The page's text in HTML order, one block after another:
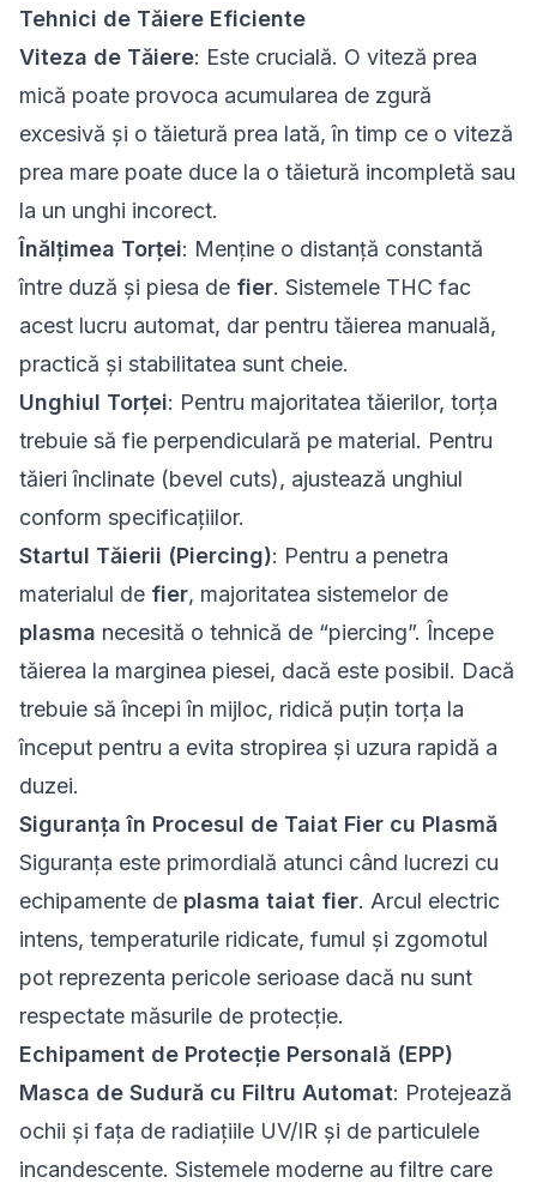
Tehnici de Tăiere Eficiente
Viteza de Tăiere: Este crucială. O viteză prea
mică poate provoca acumularea de zgură
excesivă și o tăietură prea lată, în timp ce o viteză
prea mare poate duce la o tăietură incompletă sau
la un unghi incorect.
Înălțimea Torței: Menține o distanță constantă
între duză și piesa de fier. Sistemele THC fac
acest lucru automat, dar pentru tăierea manuală,
practică și stabilitatea sunt cheie.
Unghiul Torței: Pentru majoritatea tăierilor, torța
trebuie să fie perpendiculară pe material. Pentru
tăieri înclinate (bevel cuts), ajustează unghiul
conform specificațiilor.
Startul Tăierii (Piercing): Pentru a penetra
materialul de fier, majoritatea sistemelor de
plasma necesită o tehnică de “piercing”. Începe
tăierea la marginea piesei, dacă este posibil. Dacă
trebuie să începi în mijloc, ridică puțin torța la
început pentru a evita stropirea și uzura rapidă a
duzei.
Siguranța în Procesul de Taiat Fier cu Plasmă
Siguranța este primordială atunci când lucrezi cu
echipamente de plasma taiat fier. Arcul electric
intens, temperaturile ridicate, fumul și zgomotul
pot reprezenta pericole serioase dacă nu sunt
respectate măsurile de protecție.
Echipament de Protecție Personală (EPP)
Masca de Sudură cu Filtru Automat: Protejează
ochii și fața de radiațiile UV/IR și de particulele
incandescente. Sistemele moderne au filtre care